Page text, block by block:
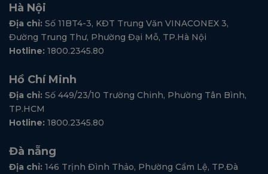
Hà Nội
Địa chỉ: Số 11BT4-3, KĐT Trung Văn VINACONEX 3,
Đường Trung Thư, Phường Đại Mỗ, TP.Hà Nội
Hotline: 1800.2345.80
Hồ Chí Minh
Địa chỉ: Số 449/23/10 Trường Chinh, Phường Tân Bình,
TP.HCM
Hotline: 1800.2345.80
Đà nẵng
Địa chỉ: 146 Trịnh Đình Thảo, Phường Cẩm Lệ, TP.Đà